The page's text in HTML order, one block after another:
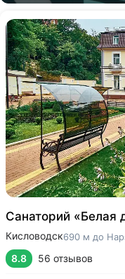
Санаторий «Белая
Кисловодск690 м до
8.8 56 отзывов